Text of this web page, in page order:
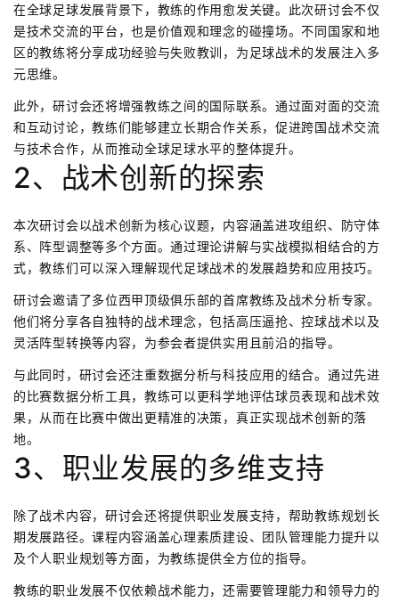
在全球足球发展背景下，教练的作用愈发关键。此次研讨会不仅
是技术交流的平台，也是价值观和理念的碰撞场。不同国家和地
区的教练将分享成功经验与失败教训，为足球战术的发展注入多
元思维。
此外，研讨会还将增强教练之间的国际联系。通过面对面的交流
和互动讨论，教练们能够建立长期合作关系，促进跨国战术交流
与技术合作，从而推动全球足球水平的整体提升。
2、战术创新的探索
本次研讨会以战术创新为核心议题，内容涵盖进攻组织、防守体
系、阵型调整等多个方面。通过理论讲解与实战模拟相结合的方
式，教练们可以深入理解现代足球战术的发展趋势和应用技巧。
研讨会邀请了多位西甲顶级俱乐部的首席教练及战术分析专家。
他们将分享各自独特的战术理念，包括高压逼抢、控球战术以及
灵活阵型转换等内容，为参会者提供实用且前沿的指导。
与此同时，研讨会还注重数据分析与科技应用的结合。通过先进
的比赛数据分析工具，教练可以更科学地评估球员表现和战术效
果，从而在比赛中做出更精准的决策，真正实现战术创新的落
地。
3、职业发展的多维支持
除了战术内容，研讨会还将提供职业发展支持，帮助教练规划长
期发展路径。课程内容涵盖心理素质建设、团队管理能力提升以
及个人职业规划等方面，为教练提供全方位的指导。
教练的职业发展不仅依赖战术能力，还需要管理能力和领导力的